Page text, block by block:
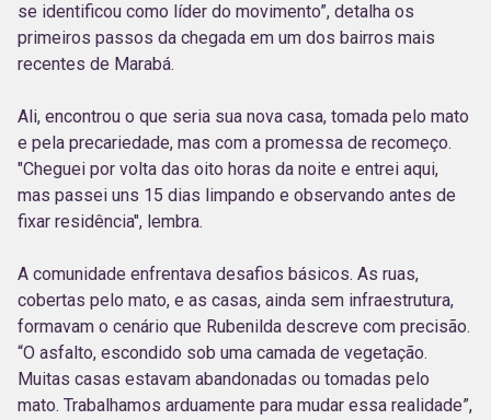
se identificou como líder do movimento”, detalha os
primeiros passos da chegada em um dos bairros mais
recentes de Marabá.
Ali, encontrou o que seria sua nova casa, tomada pelo mato
e pela precariedade, mas com a promessa de recomeço.
"Cheguei por volta das oito horas da noite e entrei aqui,
mas passei uns 15 dias limpando e observando antes de
fixar residência", lembra.
A comunidade enfrentava desafios básicos. As ruas,
cobertas pelo mato, e as casas, ainda sem infraestrutura,
formavam o cenário que Rubenilda descreve com precisão.
“O asfalto, escondido sob uma camada de vegetação.
Muitas casas estavam abandonadas ou tomadas pelo
mato. Trabalhamos arduamente para mudar essa realidade”,